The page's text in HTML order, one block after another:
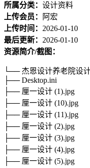
所属分类： 设计资料
上传会员：
阿宏
上传时间： 2026-01-10
最后更新： 2026-01-10
资源简介/截图：
└── 杰恩设计养老院设
├── Desktop.ini
├── 厘一设计 (1).jpg
├── 厘一设计 (10).jpg
├── 厘一设计 (11).jpg
├── 厘一设计 (2).jpg
├── 厘一设计 (3).jpg
├── 厘一设计 (4).jpg
├── 厘一设计 (5).jpg